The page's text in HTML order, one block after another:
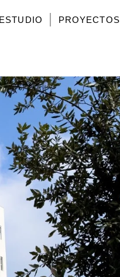
ESTUDIO PROYECTOS